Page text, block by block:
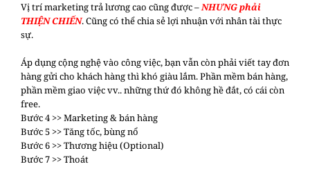
Vị trí marketing trả lương cao cũng được –NHƯNG phải
THIỆN CHIẾN. Cũng có thể chia sẻ lợi nhuận với nhân tài thực
sự.
Áp dụng cộng nghệ vào công việc, bạn vẫn còn phải viết tay đơn
hàng gửi cho khách hàng thì khó giàu lắm. Phần mềm bán hàng,
phần mềm giao việc vv.. những thứ đó không hề đắt, có cái còn
free.
Bước 4 >> Marketing & bán hàng
Bước 5 >> Tăng tốc, bùng nổ
Bước 6 >> Thương hiệu (Optional)
Bước 7 >> Thoát